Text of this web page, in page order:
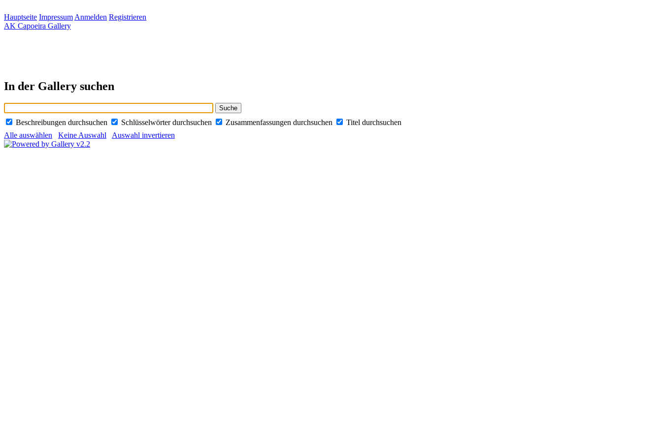
Hauptseite Impressum Anmelden Registrieren
AK Capoeira Gallery
In der Gallery suchen
Beschreibungen durchsuchen Schlüsselwörter durchsuchen Zusammenfassungen durchsuchen
Titel durchsuchen
Alle auswählen
Keine Auswahl Auswahl invertieren